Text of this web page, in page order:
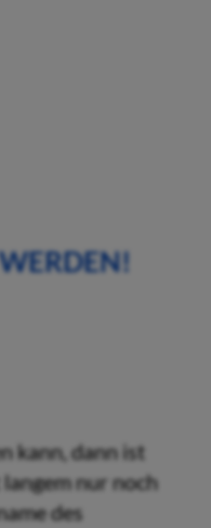
kann, dann ist
nur noch
des